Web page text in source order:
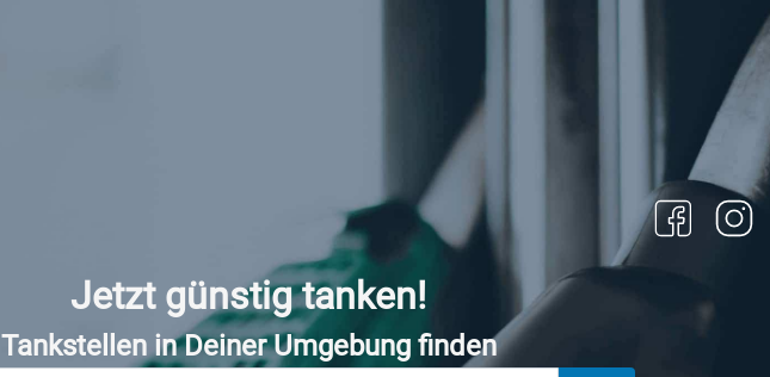
Jetzt günstig tanken!
Tankstellen in Deiner Umgebung finden